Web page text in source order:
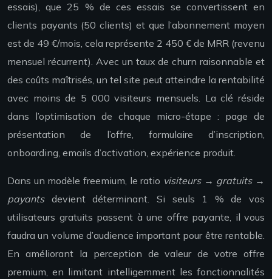
essais), que 25 % de ces essais se convertissent en
clients payants (50 clients) et que l’abonnement moyen
est de 49 €/mois, cela représente 2 450 € de MRR (revenu
mensuel récurrent). Avec un taux de churn raisonnable et
des coûts maîtrisés, un tel site peut atteindre la rentabilité
avec moins de 5 000 visiteurs mensuels. La clé réside
dans l’optimisation de chaque micro-étape : page de
présentation de l’offre, formulaire d’inscription,
onboarding, emails d’activation, expérience produit.
Dans un modèle freemium, le ratio visiteurs → gratuits →
payantsdevient déterminant. Si seuls 1 % de vos
utilisateurs gratuits passent à une offre payante, il vous
faudra un volume d’audience important pour être rentable.
En améliorant la perception de valeur de votre offre
premium, en limitant intelligemment les fonctionnalités